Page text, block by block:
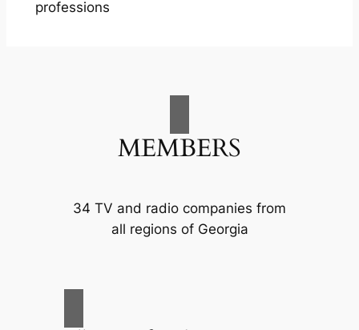
professions
MEMBERS
34 TV and radio companies from
all regions of Georgia